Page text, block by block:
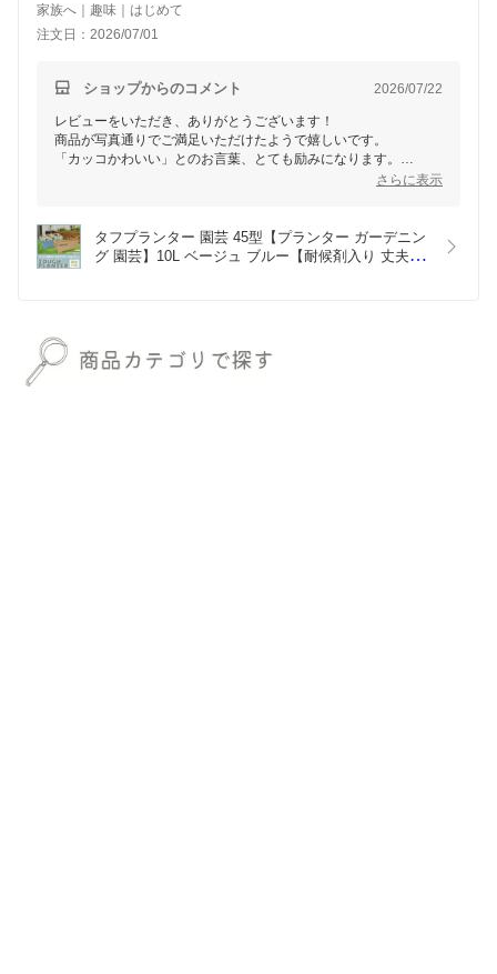
家族へ｜趣味｜はじめて
注文日：2026/07/01
ショップからのコメント 2026/07/22
レビューをいただき、ありがとうございます！
商品が写真通りでご満足いただけたようで嬉しいです。
「カッコかわいい」とのお言葉、とても励みになります。
寄せ植えに使っていただけたとのこと、素敵なアレンジになった
さらに表示
タフプランター 園芸 45型【プランター ガーデニン
グ 園芸】10L ベージュ ブルー【耐候剤入り 丈夫 軽